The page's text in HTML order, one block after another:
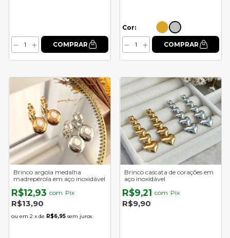
Cor:
Brinco argola medalha
madrepérola em aço inoxidável
R$12,93 com Pix
R$13,90
2 x de R$6,95 sem juros
Brinco cascata de corações em
aço inoxidável
R$9,21 com Pix
R$9,90